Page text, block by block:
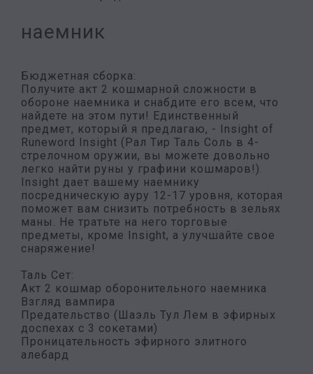
наемник
Бюджетная сборка:
Получите акт 2 кошмарной сложности в
обороне наемника и снабдите его всем, что
найдете на этом пути! Единственный
предмет, который я предлагаю, - Insight of
Runeword Insight (Рал Тир Таль Соль в 4-
стрелочном оружии, вы можете довольно
легко найти руны у графини кошмаров!).
Insight дает вашему наемнику
посредническую ауру 12-17 уровня, которая
поможет вам снизить потребность в зельях
маны. Не тратьте на него торговые
предметы, кроме Insight, а улучшайте свое
снаряжение!
Таль Сет:
Акт 2 кошмар оборонительного наемника
Взгляд вампира
Предательство (Шаэль Тул Лем в эфирных
доспехах с 3 сокетами)
Проницательность эфирного элитного
алебард